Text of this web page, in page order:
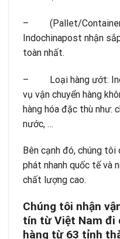
– (Pallet/Container)
Indochinapost nhận
toàn nhất.
– Loại hàng ướt:
vụ vận chuyển hàng
hàng hóa đặc thù như:
nước, …
Bên cạnh đó, chúng
phát nhanh quốc tế và
chất lượng cao.
Chúng tôi nhận
tín từ Việt Nam đi
hàng từ 63 tỉnh